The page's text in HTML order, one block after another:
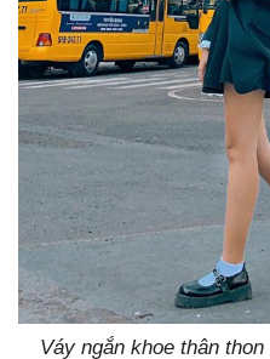
Váy ngắn khoe thân